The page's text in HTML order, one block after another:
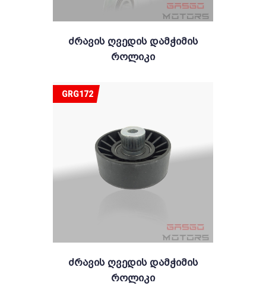
Ძრავის Ღვედის Დამჭიმის
Როლიკი
Ძრავის Ღვედის Დამჭიმის
Როლიკი
GRG172